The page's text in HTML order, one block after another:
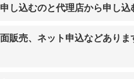
し込むのと代理店から申し
販売、ネット申込などあり